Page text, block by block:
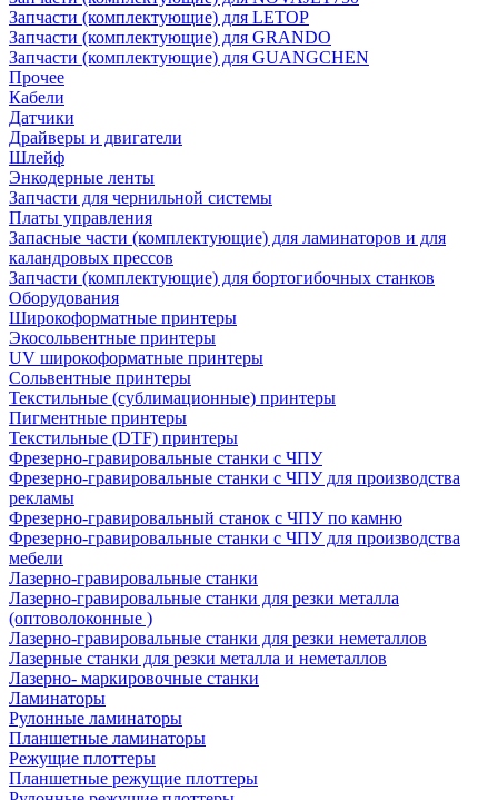
Запчасти (комплектующие) для LETOP
Запчасти (комплектующие) для GRANDO
Запчасти (комплектующие) для GUANGCHEN
Прочее
Кабели
Датчики
Драйверы и двигатели
Шлейф
Энкодерные ленты
Запчасти для чернильной системы
Платы управления
Запасные части (комплектующие) для ламинаторов и для
каландровых прессов
Запчасти (комплектующие) для бортогибочных станков
Оборудования
Широкоформатные принтеры
Экосольвентные принтеры
UV широкоформатные принтеры
Сольвентные принтеры
Текстильные (сублимационные) принтеры
Пигментные принтеры
Текстильные (DTF) принтеры
Фрезерно-гравировальные станки с ЧПУ
Фрезерно-гравировальные станки с ЧПУ для производства
рекламы
Фрезерно-гравировальный станок с ЧПУ по камню
Фрезерно-гравировальные станки с ЧПУ для производства
мебели
Лазерно-гравировальные станки
Лазерно-гравировальные станки для резки металла
(оптоволоконные )
Лазерно-гравировальные станки для резки неметаллов
Лазерные станки для резки металла и неметаллов
Лазерно- маркировочные станки
Ламинаторы
Рулонные ламинаторы
Планшетные ламинаторы
Режущие плоттеры
Планшетные режущие плоттеры